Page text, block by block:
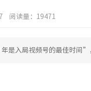
阅读量：19471
是入局视频号的最佳时间”